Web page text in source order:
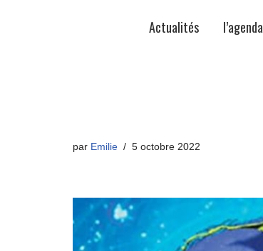
Actualités l’agenda
par Emilie 5 octobre 2022